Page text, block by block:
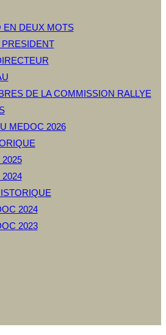
EN DEUX MOTS
DE LA COMMISSION RALLYE
MEDOC 2026
2025
2024
2024
2023